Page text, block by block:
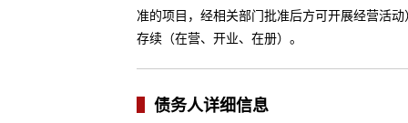
准的项目，经相关部门批准后方可开展经营活
存续（在营、开业、在册）。
债务人详细信息